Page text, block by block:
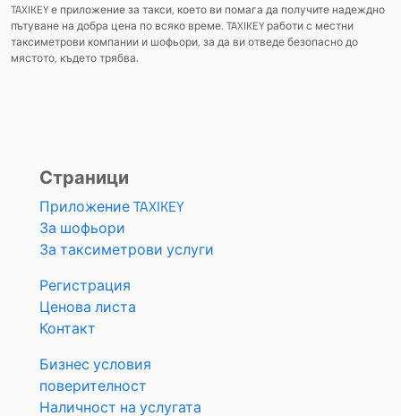
TAXIKEY е приложение за такси, което ви помага да получите надеждно
пътуване на добра цена по всяко време. TAXIKEY работи с местни
таксиметрови компании и шофьори, за да ви отведе безопасно до
мястото, където трябва.
Страници
Приложение TAXIKEY
За шофьори
За таксиметрови услуги
Регистрация
Ценова листа
Контакт
Бизнес условия
поверителност
Наличност на услугата